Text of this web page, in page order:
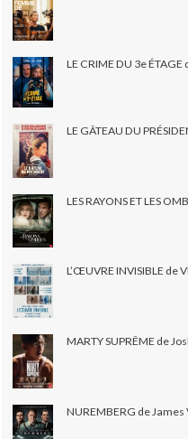
LE CRIME DU 3e
LE GÂTEAU DU
LES RAYONS ET LES
L’ŒUVRE INVISIBLE de
MARTY SUPRÊME de
NUREMBERG de